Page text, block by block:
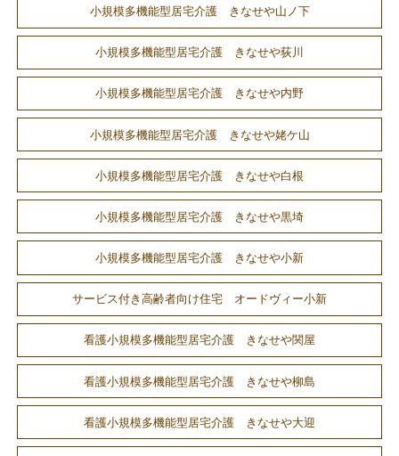
小規模多機能型居宅介護 きなせや山ノ下
小規模多機能型居宅介護 きなせや荻川
小規模多機能型居宅介護 きなせや内野
小規模多機能型居宅介護 きなせや姥ケ山
小規模多機能型居宅介護 きなせや白根
小規模多機能型居宅介護 きなせや黒埼
小規模多機能型居宅介護 きなせや小新
サービス付き高齢者向け住宅 オードヴィー小新
看護小規模多機能型居宅介護 きなせや関屋
看護小規模多機能型居宅介護 きなせや柳島
看護小規模多機能型居宅介護 きなせや大迎